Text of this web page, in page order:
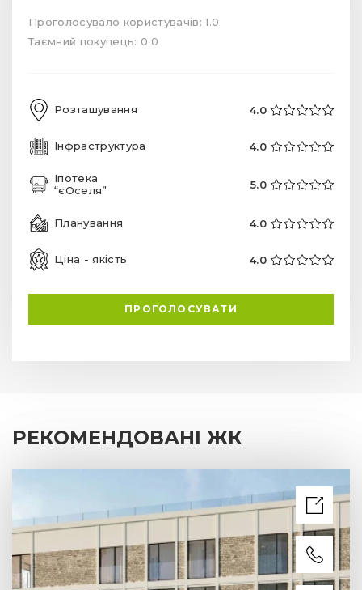
Проголосувало користувачів: 1.0
Таємний покупець: 0.0
Розташування 4.0
Інфраструктура 4.0
Іпотека
“єОселя”
5.0
Планування 4.0
Ціна - якість 4.0
ПРОГОЛОСУВАТИ
РЕКОМЕНДОВАНІ ЖК